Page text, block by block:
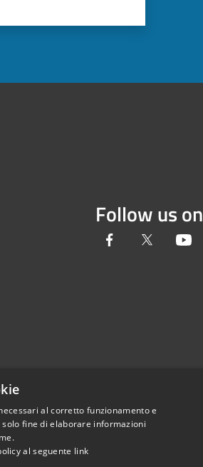
Follow us on
Facebook Twitter
al corretto funzionamento e
fine di elaborare informazioni
al seguente link